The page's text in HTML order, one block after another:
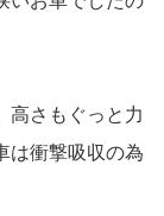
高さもぐっと力
は衝撃吸収の為